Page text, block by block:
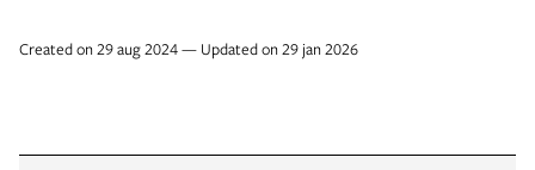
Created on 29 aug 2024 — Updated on 29 jan 2026